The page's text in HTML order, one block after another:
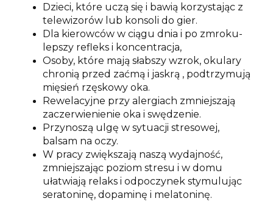
Dzieci, które uczą się i bawią korzystając z
telewizorów lub konsoli do gier.
Dla kierowców w ciągu dnia i po zmroku-
lepszy refleks i koncentracja,
Osoby, które mają słabszy wzrok, okulary
chronią przed zaćmą i jaskrą , podtrzymują
mięsień rzęskowy oka.
Rewelacyjne przy alergiach zmniejszają
zaczerwienienie oka i swędzenie.
Przynoszą ulgę w sytuacji stresowej,
balsam na oczy.
W pracy zwiększają naszą wydajność,
zmniejszając poziom stresu i w domu
ułatwiają relaks i odpoczynek stymulując
seratoninę, dopaminę i melatoninę.